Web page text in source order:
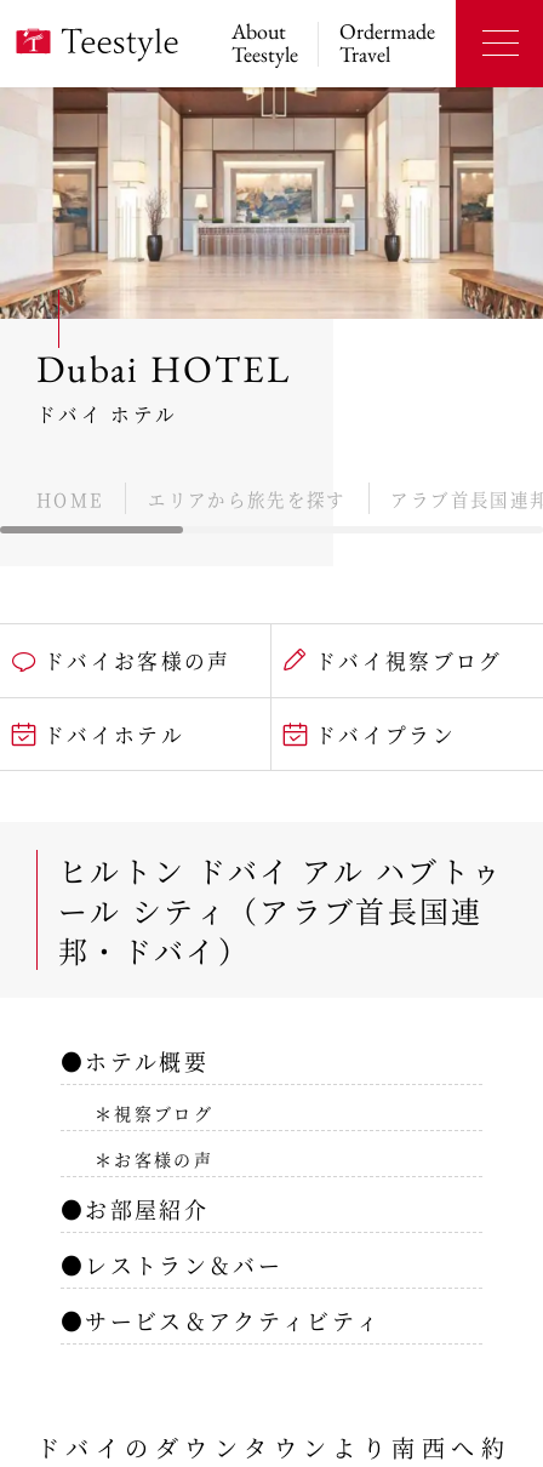
About
Teestyle
Ordermade
Travel
Dubai HOTEL
ドバイ ホテル
HOME エリアから旅先を探す アラブ首長国連
ドバイお客様の声 ドバイ視察ブログ
ドバイホテル ドバイプラン
ヒルトン ドバイ アル ハブトゥ
ール シティ（アラブ首長国連
邦・ドバイ）
●ホテル概要
＊視察ブログ
＊お客様の声
●お部屋紹介
●レストラン＆バー
●サービス＆アクティビティ
ドバイのダウンタウンより南西へ約